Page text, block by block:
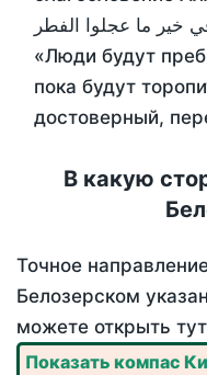
خير ما عجلوا الفطر
«Люди будут
пока будут
достоверный,
В какую
Точное
Белозерском
можете открыть
Показать компас